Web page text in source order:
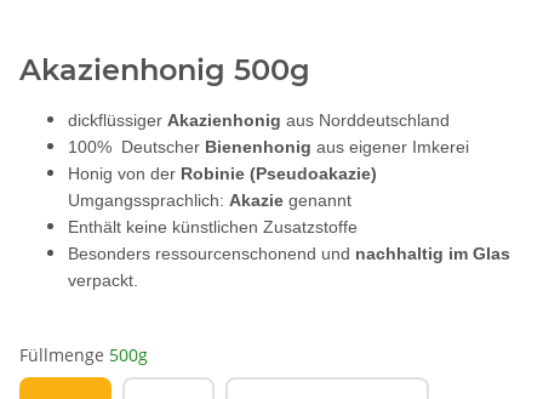
Akazienhonig 500g
dickflüssiger Akazienhonig aus Norddeutschland
100% Deutscher Bienenhonig aus eigener Imkerei
Honig von der Robinie (Pseudoakazie)
Umgangssprachlich: Akazie genannt
Enthält keine künstlichen Zusatzstoffe
Besonders ressourcenschonend und nachhaltig im Glas
verpackt.
Füllmenge 500g